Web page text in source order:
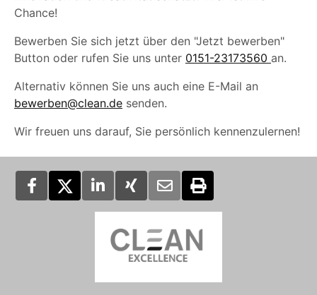
Chance!
Bewerben Sie sich jetzt über den "Jetzt bewerben"
Button oder rufen Sie uns unter 0151-23173560 an.
Alternativ können Sie uns auch eine E-Mail an
bewerben@clean.de senden.
Wir freuen uns darauf, Sie persönlich kennenzulernen!